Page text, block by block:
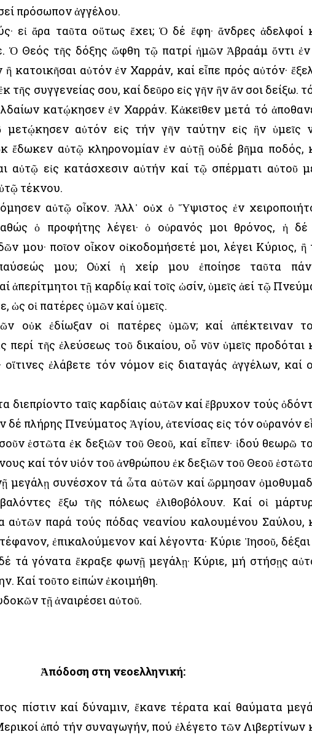
πρόσωπον ἀγγέλου.
εἰ ἄρα ταῦτα οὕτως ἔχει; Ὁ δέ ἔφη· ἄνδρες ἀδελφοί
Ὁ Θεός τῆς δόξης ὤφθη τῷ πατρί ἡμῶν Ἀβραάμ ὄντι
κατοικῆσαι αὐτόν ἐν Χαρράν, καί εἶπε πρός αὐτόν·
τῆς συγγενείας σου, καί δεῦρο εἰς γῆν ἣν ἄν σοι δείξω.
κατῴκησεν ἐν Χαρράν. Κἀκεῖθεν μετά τό
μετῴκησεν αὐτόν εἰς τήν γῆν ταύτην εἰς ἣν ὑμεῖς
ἔδωκεν αὐτῷ κληρονομίαν ἐν αὐτῇ οὐδέ βῆμα ποδός,
αὐτῷ εἰς κατάσχεσιν αὐτήν καί τῷ σπέρματι αὐτοῦ
τέκνου.
αὐτῷ οἶκον. Ἀλλ᾿ οὐχ ὁ Ὕψιστος ἐν
ὁ προφήτης λέγει· ὁ οὐρανός μοι θρόνος, ἡ δέ
μου· ποῖον οἶκον οἰκοδομήσετέ μοι, λέγει Κύριος, ἢ
μου; Οὐχί ἡ χείρ μου ἐποίησε ταῦτα
ἀπερίτμητοι τῇ καρδίᾳ καί τοῖς ὠσίν, ὑμεῖς ἀεί τῷ
ὡς οἱ πατέρες ὑμῶν καί ὑμεῖς.
οὐκ ἐδίωξαν οἱ πατέρες ὑμῶν; καί ἀπέκτειναν
περί τῆς ἐλεύσεως τοῦ δικαίου, οὗ νῦν ὑμεῖς προδόται
οἵτινες ἐλάβετε τόν νόμον εἰς διαταγάς ἀγγέλων, καί
διεπρίοντο ταῖς καρδίαις αὐτῶν καί ἔβρυχον τούς
δέ πλήρης Πνεύματος Ἁγίου, ἀτενίσας εἰς τόν οὐρανόν
ἑστῶτα ἐκ δεξιῶν τοῦ Θεοῦ, καί εἶπεν· ἰδού θεωρῶ
καί τόν υἱόν τοῦ ἀνθρώπου ἐκ δεξιῶν τοῦ Θεοῦ
μεγάλῃ συνέσχον τά ὦτα αὐτῶν καί ὥρμησαν
ἔξω τῆς πόλεως ἐλιθοβόλουν. Καί οἱ
αὐτῶν παρά τούς πόδας νεανίου καλουμένου Σαύλου,
ἐπικαλούμενον καί λέγοντα· Κύριε Ἰησοῦ,
τά γόνατα ἔκραξε φωνῇ μεγάλῃ· Κύριε, μή στήσῃς
Καί τοῦτο εἰπών ἐκοιμήθη.
τῇ ἀναιρέσει αὐτοῦ.
Ἀπόδοση στη νεοελληνική:
πίστιν καί δύναμιν, ἔκανε τέρατα καί θαύματα
ἀπό τήν συναγωγήν, πού ἐλέγετο τῶν Λιβερτίνων